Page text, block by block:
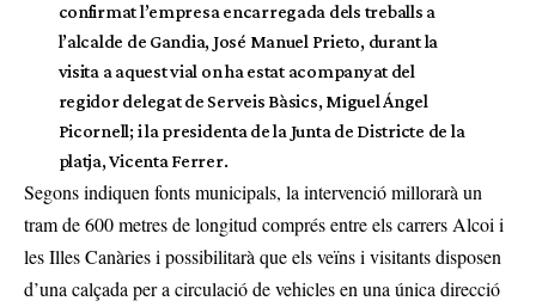
confirmat l’empresa encarregada dels treballs a
l’alcalde de Gandia, José Manuel Prieto, durant la
visita a aquest vial on ha estat acompanyat del
regidor delegat de Serveis Bàsics, Miguel Ángel
Picornell; i la presidenta de la Junta de Districte de la
platja, Vicenta Ferrer.
Segons indiquen fonts municipals, la intervenció millorarà un
tram de 600 metres de longitud comprés entre els carrers Alcoi i
les Illes Canàries i possibilitarà que els veïns i visitants disposen
d’una calçada per a circulació de vehicles en una única direcció